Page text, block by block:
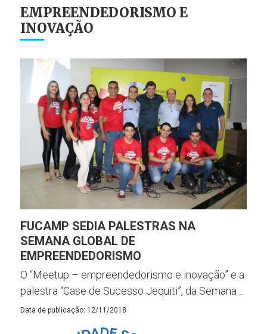
EMPREENDEDORISMO E
INOVAÇÃO
FUCAMP SEDIA PALESTRAS NA
SEMANA GLOBAL DE
EMPREENDEDORISMO
O “Meetup – empreendedorismo e inovação” e a
palestra “Case de Sucesso Jequiti”, da Semana…
Data de publicação: 12/11/2018